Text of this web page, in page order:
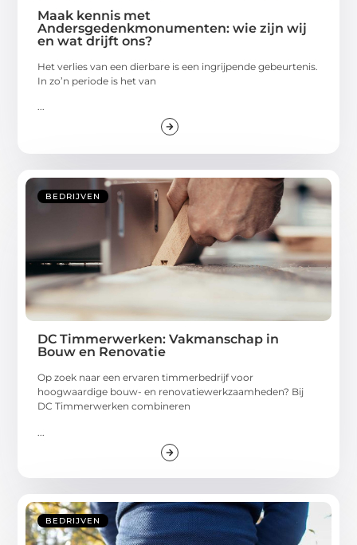
Maak kennis met
Andersgedenkmonumenten: wie zijn wij
en wat drijft ons?
Het verlies van een dierbare is een ingrijpende gebeurtenis.
In zo’n periode is het van
...
BEDRIJVEN
DC Timmerwerken: Vakmanschap in
Bouw en Renovatie
Op zoek naar een ervaren timmerbedrijf voor
hoogwaardige bouw- en renovatiewerkzaamheden? Bij
DC Timmerwerken combineren
BEDRIJVEN